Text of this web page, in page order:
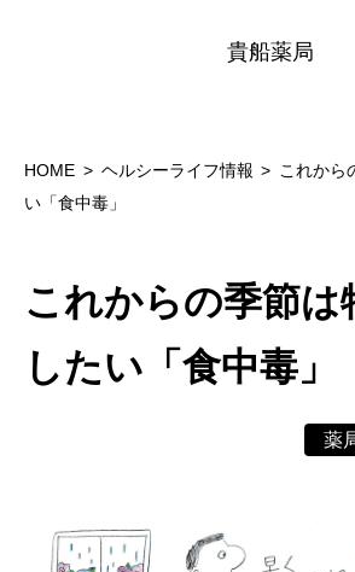
貴船薬局
HOME ヘルシーライフ情報
これから
い「食中毒」
これからの季節は
したい「食中毒」
薬